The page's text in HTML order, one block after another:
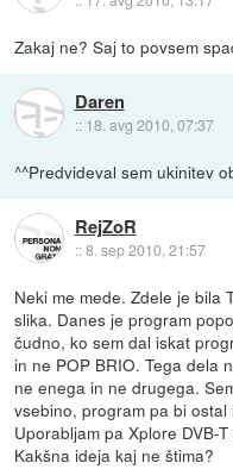
Zakaj ne? Saj to povsem
Daren
:: 18. avg 2010, 07:37
^^Predvideval sem ukinitev
RejZoR
::8. sep 2010, 21:57
Neki me mede. Zdele je bila
slika. Danes je program
čudno, ko sem dal iskat
in ne POP BRIO. Tega dela
ne enega in ne drugega.
vsebino, program pa bi
Uporabljam pa Xplore DVB-
Kakšna ideja kaj ne štima?